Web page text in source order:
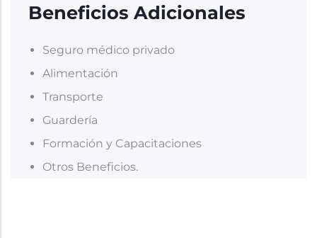
Beneficios Adicionales
Seguro médico privado
Alimentación
Transporte
Guardería
Formación y Capacitaciones
Otros Beneficios.